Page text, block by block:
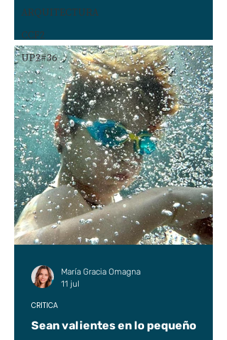
ARQUITECTURA
CCF2
UP2#36
Sean valientes en lo pequeño
CRÍTICA
María Gracia Omagna
11 jul